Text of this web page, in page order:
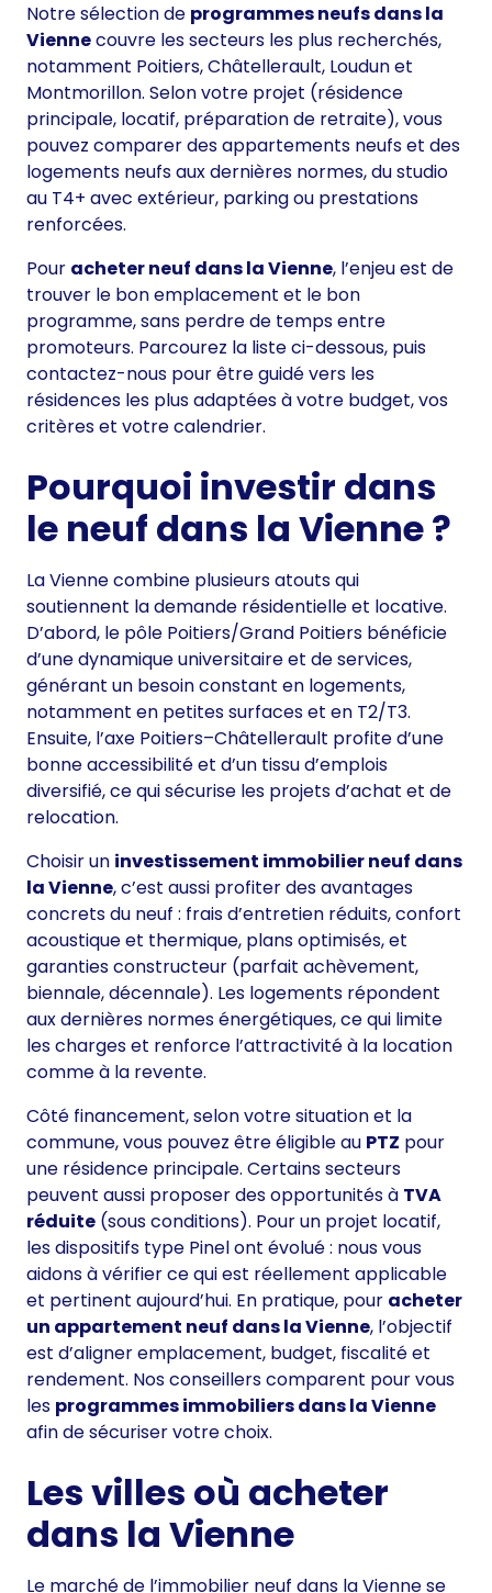
Notre sélection de programmes neufs dans la
Viennecouvre les secteurs les plus recherchés,
notamment Poitiers, Châtellerault, Loudun et
Montmorillon. Selon votre projet (résidence
principale, locatif, préparation de retraite), vous
pouvez comparer des appartements neufs et des
logements neufs aux dernières normes, du studio
au T4+ avec extérieur, parking ou prestations
renforcées.
Pour acheter neuf dans la Vienne, l’enjeu est de
trouver le bon emplacement et le bon
programme, sans perdre de temps entre
promoteurs. Parcourez la liste ci-dessous, puis
contactez-nous pour être guidé vers les
résidences les plus adaptées à votre budget, vos
critères et votre calendrier.
Pourquoi investir dans
le neuf dans la Vienne ?
La Vienne combine plusieurs atouts qui
soutiennent la demande résidentielle et locative.
D’abord, le pôle Poitiers/Grand Poitiers bénéficie
d’une dynamique universitaire et de services,
générant un besoin constant en logements,
notamment en petites surfaces et en T2/T3.
Ensuite, l’axe Poitiers–Châtellerault profite d’une
bonne accessibilité et d’un tissu d’emplois
diversifié, ce qui sécurise les projets d’achat et de
relocation.
Choisir un investissement immobilier neuf dans
la Vienne, c’est aussi profiter des avantages
concrets du neuf : frais d’entretien réduits, confort
acoustique et thermique, plans optimisés, et
garanties constructeur (parfait achèvement,
biennale, décennale). Les logements répondent
aux dernières normes énergétiques, ce qui limite
les charges et renforce l’attractivité à la location
comme à la revente.
Côté financement, selon votre situation et la
commune, vous pouvez être éligible au PTZ pour
une résidence principale. Certains secteurs
peuvent aussi proposer des opportunités à TVA
réduite (sous conditions). Pour un projet locatif,
les dispositifs type Pinel ont évolué : nous vous
aidons à vérifier ce qui est réellement applicable
et pertinent aujourd’hui. En pratique, pour acheter
un appartement neuf dans la Vienne, l’objectif
est d’aligner emplacement, budget, fiscalité et
rendement. Nos conseillers comparent pour vous
les programmes immobiliers dans la Vienne
afin de sécuriser votre choix.
Les villes où acheter
dans la Vienne
Le marché de l’immobilier neuf dans la Vienne se